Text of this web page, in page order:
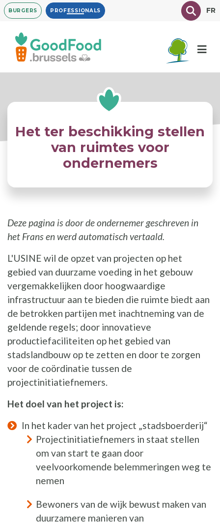
Overslaan
en
inhoud
gaan
BURGERS PROFESSIONALS TexteFR
Het ter beschikking stellen
van ruimtes voor
ondernemers
Deze pagina is door de ondernemer geschreven in
het Frans en werd automatisch vertaald.
L'USINE wil de opzet van projecten op het
gebied van duurzame voeding in het gebouw
vergemakkelijken door hoogwaardige
infrastructuur aan te bieden die ruimte biedt aan
de betrokken partijen met inachtneming van de
geldende regels; door innovatieve
productiefaciliteiten op het gebied van
stadslandbouw op te zetten en door te zorgen
voor de coördinatie tussen de
projectinitiatiefnemers.
Het doel van het project is:
In het kader van het project „stadsboerderij“
Projectinitiatiefnemers in staat stellen
om van start te gaan door
veelvoorkomende belemmeringen weg te
nemen
Bewoners van de wijk bewust maken van
duurzamere manieren van